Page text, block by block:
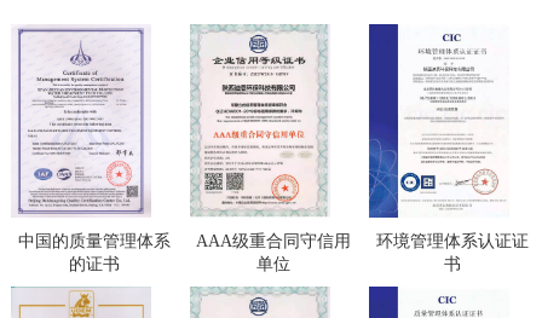
中国的质量管理体系
的证书
AAA级重合同守信用
单位
环境管理体系认证证
书